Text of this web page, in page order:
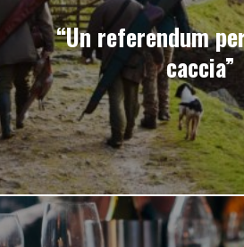
“Un referendum
caccia”